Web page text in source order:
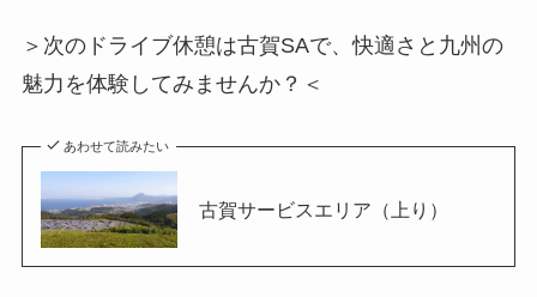
＞次のドライブ休憩は古賀SAで、快適さと九州の
魅力を体験してみませんか？＜
あわせて読みたい
古賀サービスエリア（上り）